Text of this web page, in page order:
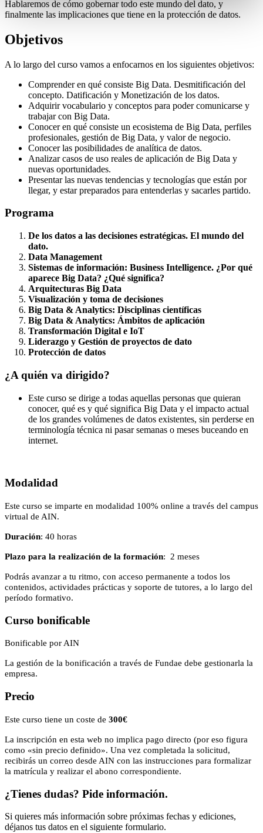
Hablaremos de cómo gobernar todo este mundo del dato, y
finalmente las implicaciones que tiene en la protección de datos.
Objetivos
A lo largo del curso vamos a enfocarnos en los siguientes objetivos:
Comprender en qué consiste Big Data. Desmitificación del
concepto. Datificación y Monetización de los datos.
Adquirir vocabulario y conceptos para poder comunicarse y
trabajar con Big Data.
Conocer en qué consiste un ecosistema de Big Data, perfiles
profesionales, gestión de Big Data, y valor de negocio.
Conocer las posibilidades de analítica de datos.
Analizar casos de uso reales de aplicación de Big Data y
nuevas oportunidades.
Presentar las nuevas tendencias y tecnologías que están por
llegar, y estar preparados para entenderlas y sacarles partido.
Programa
De los datos a las decisiones estratégicas. El mundo del
dato.
Data Management
Sistemas de información: Business Intelligence. ¿Por qué
aparece Big Data? ¿Qué significa?
Arquitecturas Big Data
Visualización y toma de decisiones
Big Data & Analytics: Disciplinas científicas
Big Data & Analytics: Ámbitos de aplicación
Transformación Digital e IoT
Liderazgo y Gestión de proyectos de dato
Protección de datos
¿A quién va dirigido?
Este curso se dirige a todas aquellas personas que quieran
conocer, qué es y qué significa Big Data y el impacto actual
de los grandes volúmenes de datos existentes, sin perderse en
terminología técnica ni pasar semanas o meses buceando en
internet.
Modalidad
Este curso se imparte en modalidad 100% online a través del campus
virtual de AIN.
Duración: 40 horas
Plazo para la realización de la formación: 2 meses
Podrás avanzar a tu ritmo, con acceso permanente a todos los
contenidos, actividades prácticas y soporte de tutores, a lo largo del
período formativo.
Curso bonificable
Bonificable por AIN
La gestión de la bonificación a través de Fundae debe gestionarla la
empresa.
Precio
Este curso tiene un coste de 300€
La inscripción en esta web no implica pago directo (por eso figura
como «sin precio definido». Una vez completada la solicitud,
recibirás un correo desde AIN con las instrucciones para formalizar
la matrícula y realizar el abono correspondiente.
¿Tienes dudas? Pide información.
Si quieres más información sobre próximas fechas y ediciones,
déjanos tus datos en el siguiente formulario.